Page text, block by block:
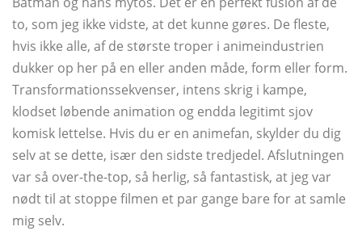
to, som jeg ikke vidste, at det kunne gøres. De fleste,
hvis ikke alle, af de største troper i animeindustrien
dukker op her på en eller anden måde, form eller form.
Transformationssekvenser, intens skrig i kampe,
klodset løbende animation og endda legitimt sjov
komisk lettelse. Hvis du er en animefan, skylder du dig
selv at se dette, især den sidste tredjedel. Afslutningen
var så over-the-top, så herlig, så fantastisk, at jeg var
nødt til at stoppe filmen et par gange bare for at samle
mig selv.